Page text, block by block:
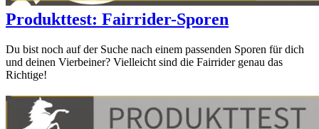
Produkttest: Fairrider-Sporen
Du bist noch auf der Suche nach einem passenden Sporen für dich
und deinen Vierbeiner? Vielleicht sind die Fairrider genau das
Richtige!